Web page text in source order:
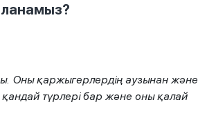
Оны қаржыгерлердің аузынан және
түрлері бар және оны қалай